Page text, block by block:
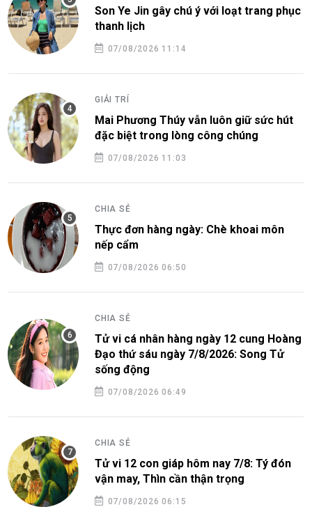
Son Ye Jin gây chú ý với loạt trang phục
thanh lịch
07/08/2026 11:14
GIẢI TRÍ
Mai Phương Thúy vẫn luôn giữ sức hút
đặc biệt trong lòng công chúng
07/08/2026 11:03
CHIA SẺ
Thực đơn hàng ngày: Chè khoai môn
nếp cẩm
07/08/2026 06:50
CHIA SẺ
Tử vi cá nhân hàng ngày 12 cung Hoàng
Đạo thứ sáu ngày 7/8/2026: Song Tử
sống động
07/08/2026 06:49
CHIA SẺ
Tử vi 12 con giáp hôm nay 7/8: Tý đón
vận may, Thìn cần thận trọng
07/08/2026 06:15